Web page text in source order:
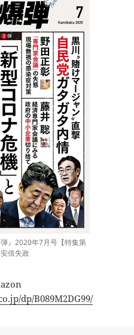
』2020年7月号【特集第
倍失政
dp/B089M2DG99/